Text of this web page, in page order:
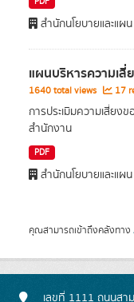
สำนักนโยบายและแผน
แผนบริหารความเ
1640 total views 17
การประเมิมความเสี่ยง
สำนักงาน
PDF
สำนักนโยบายและแผน
คุณสามารถเข้าถึงคลังทาง
เลขที่ 1111 ถนนสา